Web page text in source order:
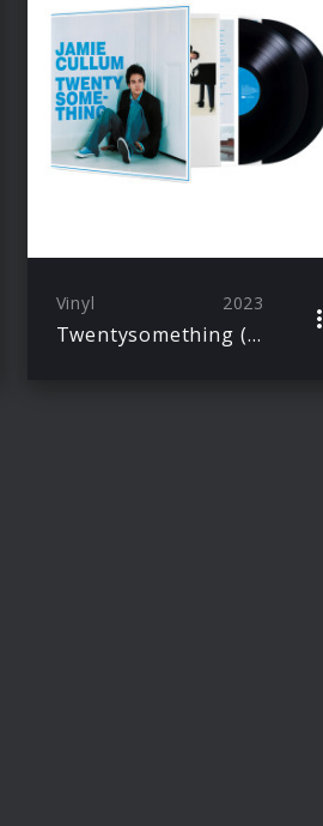
Vinyl 2023
Twentysomething (20th Anniversary Edition 2LP)